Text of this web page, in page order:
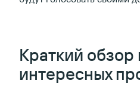
Краткий обзор
интересных